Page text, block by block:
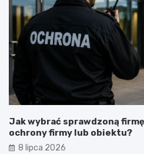
Jak wybrać sprawdzoną
ochrony firmy lub obiektu?
8 lipca 2026